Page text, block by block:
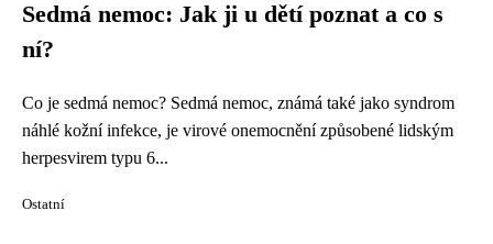
Sedmá nemoc: Jak ji u dětí poznat a co s
ní?
Co je sedmá nemoc? Sedmá nemoc, známá také jako syndrom
náhlé kožní infekce, je virové onemocnění způsobené lidským
herpesvirem typu 6...
Ostatní